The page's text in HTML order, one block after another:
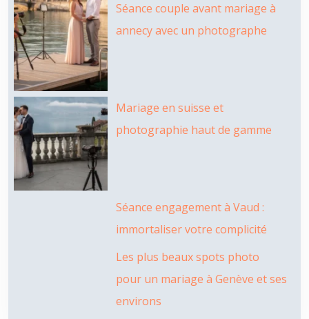
Séance couple avant mariage à
annecy avec un photographe
Mariage en suisse et
photographie haut de gamme
Séance engagement à Vaud :
immortaliser votre complicité
Les plus beaux spots photo
pour un mariage à Genève et ses
environs